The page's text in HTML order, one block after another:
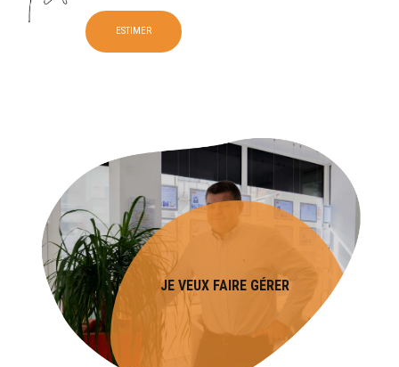
ESTIMER
JE VEUX FAIRE GÉRER